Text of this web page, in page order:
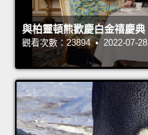
與柏靈頓熊歡慶白金禧慶典
觀看次數：23894 • 2022-07-28